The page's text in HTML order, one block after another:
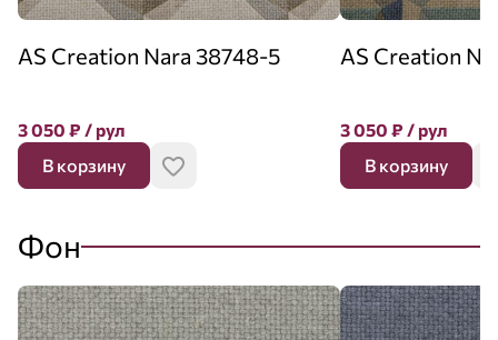
AS Creation Nara 38748-5
3 050 ₽ / рул
В корзину
AS Creation
3 050 ₽ / рул
В корзину
Фон